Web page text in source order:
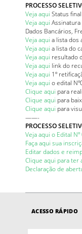
PROCESSO
Veja aqui Status
Veja aqui
Dados Bancários,
Veja aqui a lista dos
Veja aqui a lista do
Veja aqui resultado
Veja aqui link do
Veja aqui 1º
Veja aqui o edital
Clique aqui para
Clique aqui para
Clique aqui para
——-
PROCESSO
Veja aqui o Edital
Faça aqui sua
Editar dados e
Clique aqui para ter
Declaração de
ACESSO RÁPIDO